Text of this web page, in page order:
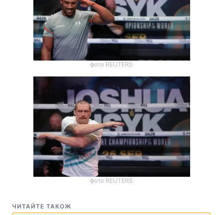
фото REUTERS
фото REUTERS
ЧИТАЙТЕ ТАКОЖ